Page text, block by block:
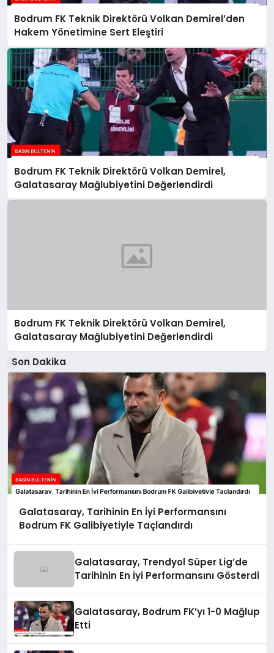
Bodrum FK Teknik Direktörü Volkan Demirel’den
Hakem Yönetimine Sert Eleştiri
Bodrum FK Teknik Direktörü Volkan Demirel,
Galatasaray Mağlubiyetini Değerlendirdi
Bodrum FK Teknik Direktörü Volkan Demirel,
Galatasaray Mağlubiyetini Değerlendirdi
Son Dakika
Galatasaray, Tarihinin En İyi Performansını
Bodrum FK Galibiyetiyle Taçlandırdı
Galatasaray, Trendyol Süper Lig’de
Tarihinin En İyi Performansını Gösterdi
Galatasaray, Bodrum FK’yı 1-0 Mağlup
Etti